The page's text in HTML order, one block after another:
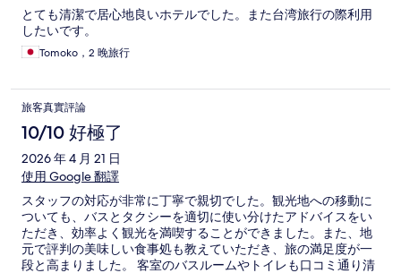
とても清潔で居心地良いホテルでした。また台湾旅行の際利用
したいです。
Tomoko，2 晚旅行
旅客真實評論
10/10 好極了
2026 年 4 月 21 日
使用 Google 翻譯
スタッフの対応が非常に丁寧で親切でした。観光地への移動に
ついても、バスとタクシーを適切に使い分けたアドバイスをい
ただき、効率よく観光を満喫することができました。また、地
元で評判の美味しい食事処も教えていただき、旅の満足度が一
段と高まりました。 客室のバスルームやトイレも口コミ通り清